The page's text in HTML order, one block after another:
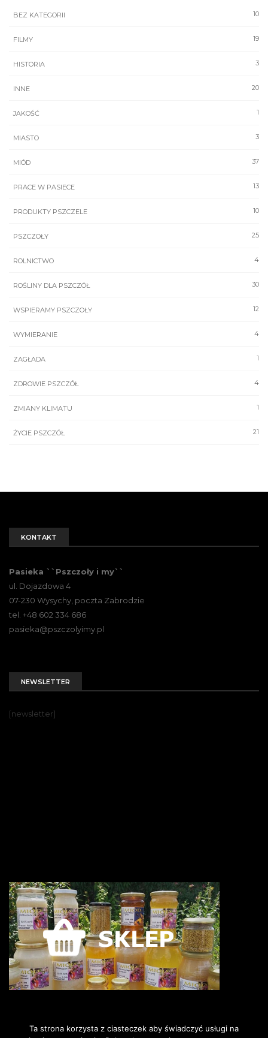
10
BEZ KATEGORII
19
FILMY
3
HISTORIA
20
INNE
1
JAKOŚĆ
3
MIASTO
37
MIÓD
13
PRACE W PASIECE
10
PRODUKTY PSZCZELE
25
PSZCZOŁY
4
ROLNICTWO
30
ROŚLINY DLA PSZCZÓŁ
12
WSPIERAMY PSZCZOŁY
4
WYMIERANIE
1
ZAGŁADA
4
ZDROWIE PSZCZÓŁ
1
ZMIANY KLIMATU
21
ŻYCIE PSZCZÓŁ
KONTAKT
Pasieka ``Pszczoły i my``
ul. Dojazdowa 4
07-230 Wysychy, poczta Zabrodzie
tel. +48 602 334 686
pasieka@pszczolyimy.pl
NEWSLETTER
[newsletter]
Ta strona korzysta z ciasteczek aby świadczyć usługi na